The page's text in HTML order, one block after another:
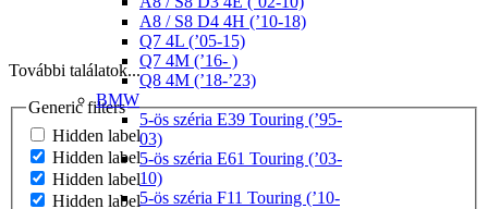
További találatok...
Generic filters
Hidden label
Hidden label
Hidden label
Hidden label
A8 / S8 D4 4H (’10-18)
Q7 4L (’05-15)
Q7 4M (’16- )
Q8 4M (’18-’23)
BMW
5-ös széria E39 Touring (’95-
03)
5-ös széria E61 Touring (’03-
10)
5-ös széria F11 Touring (’10-